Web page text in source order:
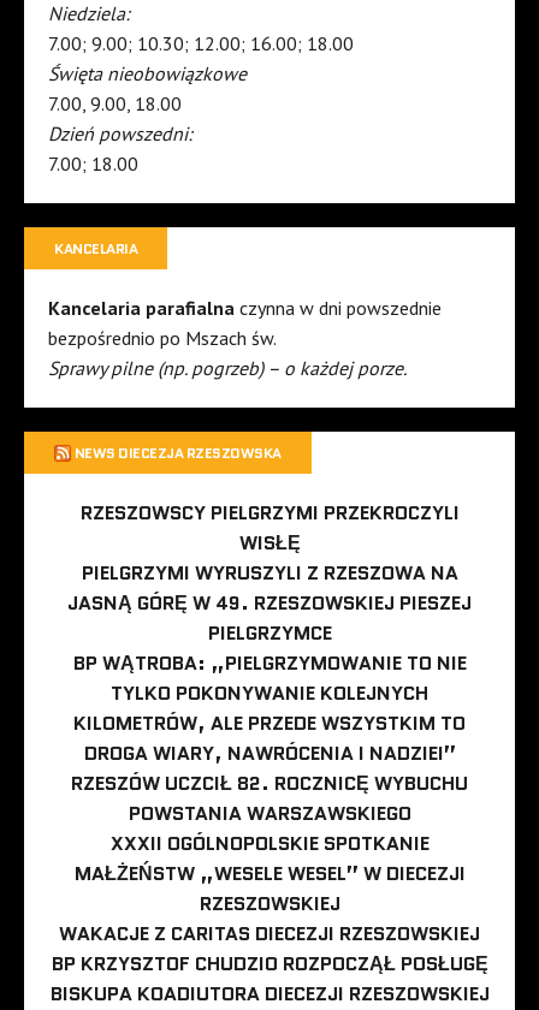
Niedziela:
7.00; 9.00; 10.30; 12.00; 16.00; 18.00
Święta nieobowiązkowe
7.00, 9.00, 18.00
Dzień powszedni:
7.00; 18.00
KANCELARIA
Kancelaria parafialna czynna w dni powszednie
bezpośrednio po Mszach św.
Sprawy pilne (np. pogrzeb) – o każdej porze.
NEWS DIECEZJA RZESZOWSKA
RZESZOWSCY PIELGRZYMI PRZEKROCZYLI
WISŁĘ
PIELGRZYMI WYRUSZYLI Z RZESZOWA NA
JASNĄ GÓRĘ W 49. RZESZOWSKIEJ PIESZEJ
PIELGRZYMCE
BP WĄTROBA: „PIELGRZYMOWANIE TO NIE
TYLKO POKONYWANIE KOLEJNYCH
KILOMETRÓW, ALE PRZEDE WSZYSTKIM TO
DROGA WIARY, NAWRÓCENIA I NADZIEI”
RZESZÓW UCZCIŁ 82. ROCZNICĘ WYBUCHU
POWSTANIA WARSZAWSKIEGO
XXXII OGÓLNOPOLSKIE SPOTKANIE
MAŁŻEŃSTW „WESELE WESEL” W DIECEZJI
RZESZOWSKIEJ
WAKACJE Z CARITAS DIECEZJI RZESZOWSKIEJ
BP KRZYSZTOF CHUDZIO ROZPOCZĄŁ POSŁUGĘ
BISKUPA KOADIUTORA DIECEZJI RZESZOWSKIEJ